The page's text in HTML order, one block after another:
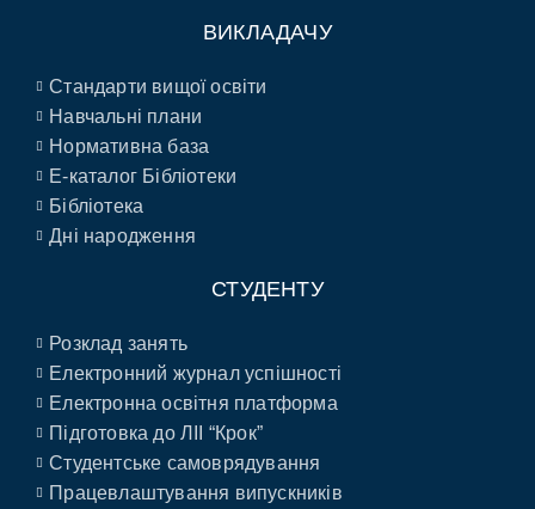
ВИКЛАДАЧУ
Стандарти вищої освіти
Навчальні плани
Нормативна база
E-каталог Бібліотеки
Бібліотека
Дні народження
СТУДЕНТУ
Розклад занять
Електронний журнал успішності
Електронна освітня платформа
Підготовка до ЛІІ “Крок”
Студентське самоврядування
Працевлаштування випускників